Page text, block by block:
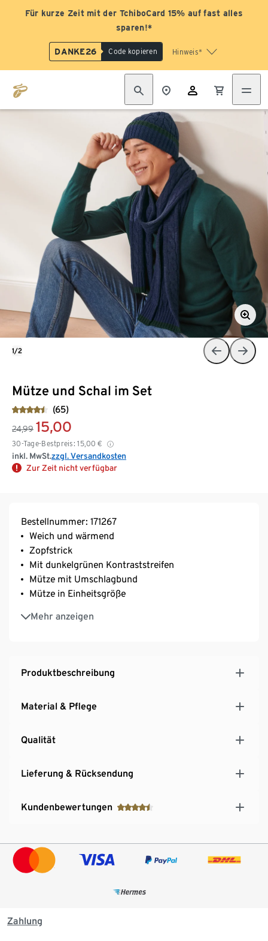
Für kurze Zeit mit der TchiboCard 15% auf fast alles
sparen!*
DANKE26 Code kopieren Hinweis*
Mütze und Schal im Set
(65)
24,99 15,00
30-Tage-Bestpreis: 15,00 €
inkl. MwSt.zzgl. Versandkosten
Zur Zeit nicht verfügbar
1/2
Bestellnummer: 171267
Weich und wärmend
Zopfstrick
Mit dunkelgrünen Kontraststreifen
Mütze mit Umschlagbund
Mütze in Einheitsgröße
Mehr anzeigen
Mit Wolle
Produktbeschreibung
Material & Pflege
Qualität
Lieferung & Rücksendung
Kundenbewertungen
Zahlung